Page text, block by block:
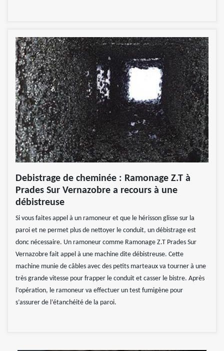
Debistrage de cheminée : Ramonage Z.T à
Prades Sur Vernazobre a recours à une
débistreuse
Si vous faites appel à un ramoneur et que le hérisson glisse sur la
paroi et ne permet plus de nettoyer le conduit, un débistrage est
donc nécessaire. Un ramoneur comme Ramonage Z.T Prades Sur
Vernazobre fait appel à une machine dite débistreuse. Cette
machine munie de câbles avec des petits marteaux va tourner à une
très grande vitesse pour frapper le conduit et casser le bistre. Après
l’opération, le ramoneur va effectuer un test fumigène pour
s’assurer de l’étanchéité de la paroi.